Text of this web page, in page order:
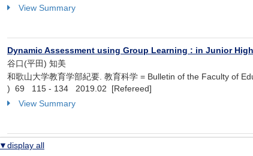
View Summary
Dynamic Assessment using Group Learning : in Junior
谷口(平田) 知美
和歌山大学教育学部紀要. 教育科学 = Bulletin of the Faculty of
) 69 115 - 134 2019.02 [Refereed]
View Summary
▼display all